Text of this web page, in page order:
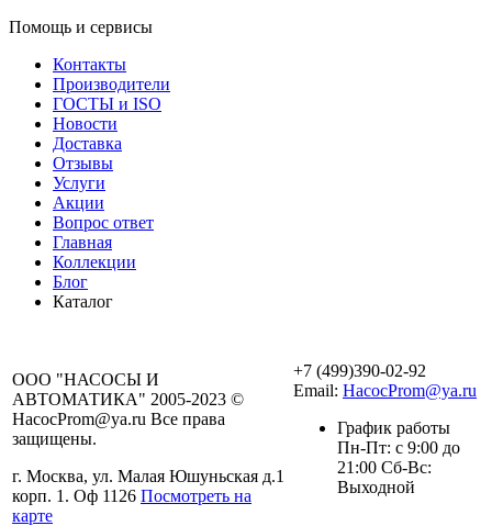
Помощь и сервисы
Контакты
Производители
ГОСТЫ и ISO
Новости
Доставка
Отзывы
Услуги
Акции
Вопрос ответ
Главная
Коллекции
Блог
Каталог
ООО "НАСОСЫ И
АВТОМАТИКА" 2005-2023 ©
HacocProm@ya.ru Все права
защищены.
г. Москва, ул. Малая Юшуньская д.1
корп. 1. Оф 1126 Посмотреть на
карте
+7 (499)390-02-92
Email: HacocProm@ya.ru
График работы
Пн-Пт: с 9:00 до
21:00 Сб-Вс:
Выходной